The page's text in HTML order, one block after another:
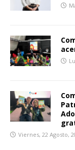
Viernes, 22 Agosto,